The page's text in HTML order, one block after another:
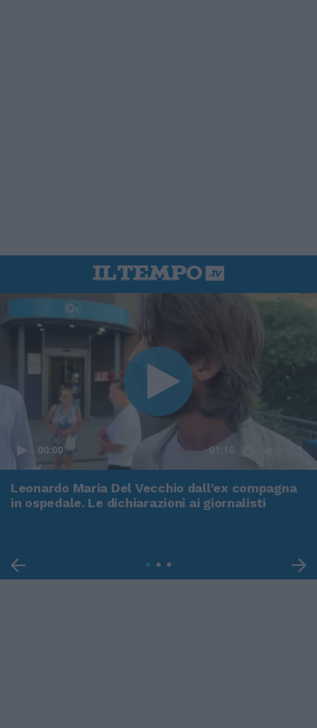
00:00 01:16
Leonardo Maria Del Vecchio dall'ex compagna
in ospedale. Le dichiarazioni ai giornalisti